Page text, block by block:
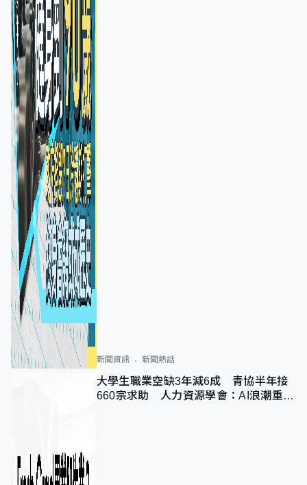
新聞資訊 新聞熱話
大學生職業空缺3年減6成 青協半年接
660宗求助 人力資源學會：AI浪潮重整